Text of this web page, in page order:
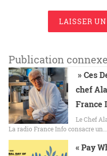
LAISSER
Publication connexe
» Ces
chef
France
Le Chef
La radio France Info consacre un…
« Pay